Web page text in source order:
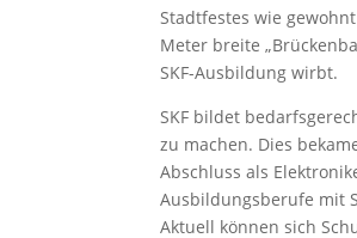
Stadtfestes wie
Meter breite
SKF-Ausbildung wirbt.
SKF bildet
zu machen. Dies
Abschluss als
Ausbildungsberufe mit
Aktuell können sich